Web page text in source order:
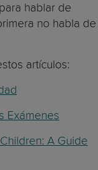
hablar de
no habla de
artículos:
Exámenes
A Guide